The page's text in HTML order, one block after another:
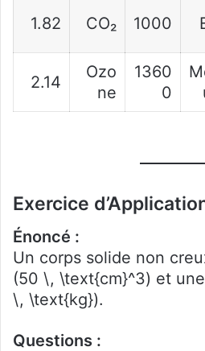
1000
CO₂
1.82
1360
0
Ozo
ne
2.14
Énoncé :
Un corps solide non
(50 \, \text{cm}^3) et
\, \text{kg}).
Questions :